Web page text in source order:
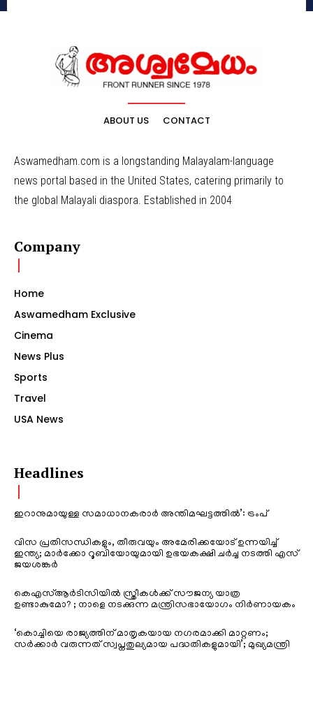
ABOUT US CONTACT
Aswamedham.com is a longstanding Malayalam-language
news portal based in the United States, catering primarily to
the global Malayali diaspora. Established in 2004
Company
Home
Aswamedham Exclusive
Cinema
News Plus
Sports
Travel
USA News
Headlines
ഇറാനുമായുള്ള സമാധാനകരാർ അന്തിമഘട്ടത്തിൽ‌’: ട്രംപ്
വിസ പ്രതിസന്ധികളും, തീരുവയും അമേരിക്കയോട് ഉന്നയിച്ച്
ഇന്ത്യ; മാർക്കോ റൂബിയോയുമായി ഉഭയകക്ഷി ചർച്ച നടത്തി എസ്
ജയശങ്കർ
കെഎസ്ആർടിസിയിൽ സ്ത്രീകൾക്ക് സൗജന്യ യാത്ര
ഉണ്ടാകുമോ? ; നാളെ നടക്കുന്ന മന്ത്രിസഭായോഗം നിർണായകം
‘കൊച്ചിയെ രാജ്യത്തിന് മാതൃകയായ നഗരമാക്കി മാറ്റണം;
സർക്കാർ വരുന്നത് സ്വപ്നതുല്യമായ പദ്ധതികളുമായി’; മുഖ്യമന്ത്രി